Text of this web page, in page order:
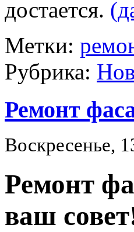
достается.
Метки:
Рубрика:
Ремонт
Воскресенье,
Ремонт
ваш